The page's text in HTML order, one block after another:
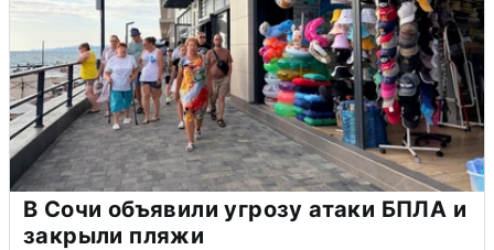
В Сочи объявили угрозу атаки БПЛА и
закрыли пляжи